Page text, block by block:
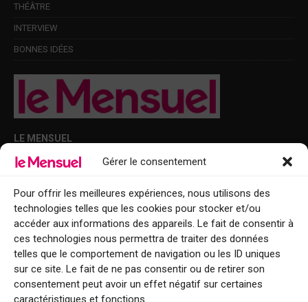
Gérer le consentement
Pour offrir les meilleures expériences, nous utilisons des
technologies telles que les cookies pour stocker et/ou
accéder aux informations des appareils. Le fait de consentir à
ces technologies nous permettra de traiter des données
telles que le comportement de navigation ou les ID uniques
sur ce site. Le fait de ne pas consentir ou de retirer son
consentement peut avoir un effet négatif sur certaines
caractéristiques et fonctions.
THÉÂTRE
INTERVIEW
BONNES IDÉES
LE MENSUEL
Points de diffusion Var et Alpes-Maritimes : oû trouver Le Mensuel ?
Le Mensuel en PDF : consultez le magazine en ligne
Qui sommes-nous ?
BFM Top Sorties
EVENT
Tourisme week-end : envie de vous évader le temps d’un week-end ou